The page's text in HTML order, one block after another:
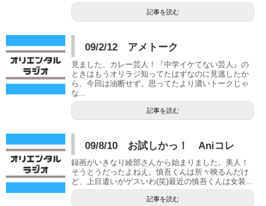
記事を読む
09/2/12 アメトーク
見ました、カレー芸人！『中学イケてない芸人』の
ときはもうオリラジ知ってたはずなのに見逃したか
ら、今回は油断せず。思ってたより濃いトークじゃ
な...
記事を読む
09/8/10 お試しかっ！ Aniコレ
録画がいきなり綾部さんから始まりました。美人！
そうとうだったよねえ。慎吾くんは所々映るんだけ
ど、上目遣いがゲスいわ(笑)最近の慎吾くんは女装...
記事を読む